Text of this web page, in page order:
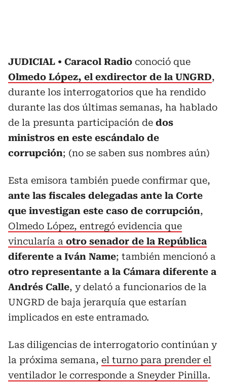
JUDICIAL Caracol Radio conoció que
Olmedo López, el exdirector de la UNGRD,
durante los interrogatorios que ha rendido
durante las dos últimas semanas, ha hablado
de la presunta participación de dos
ministros en este escándalo de
corrupción; (no se saben sus nombres aún)
Esta emisora también puede confirmar que,
ante las fiscales delegadas ante la Corte
que investigan este caso de corrupción,
Olmedo López, entregó evidencia que
vincularía a otro senador de la República
diferente a Iván Name; también mencionó a
otro representante a la Cámara diferente a
Andrés Calle, y delató a funcionarios de la
UNGRD de baja jerarquía que estarían
implicados en este entramado.
Las diligencias de interrogatorio continúan y
la próxima semana, el turno para prender el
ventilador le corresponde a Sneyder Pinilla.